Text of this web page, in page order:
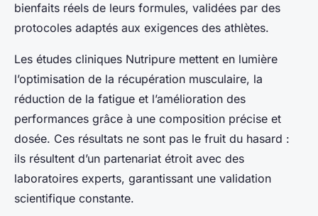
bienfaits réels de leurs formules, validées par des
protocoles adaptés aux exigences des athlètes.
Les études cliniques Nutripure mettent en lumière
l’optimisation de la récupération musculaire, la
réduction de la fatigue et l’amélioration des
performances grâce à une composition précise et
dosée. Ces résultats ne sont pas le fruit du hasard :
ils résultent d’un partenariat étroit avec des
laboratoires experts, garantissant une validation
scientifique constante.